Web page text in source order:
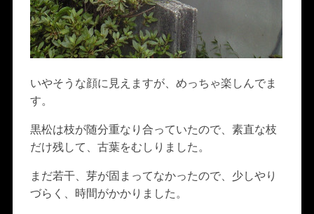
いやそうな顔に見えますが、めっちゃ楽しんでま
す。
黒松は枝が随分重なり合っていたので、素直な枝
だけ残して、古葉をむしりました。
まだ若干、芽が固まってなかったので、少しやり
づらく、時間がかかりました。